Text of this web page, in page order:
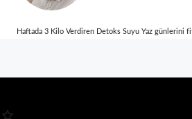
Haftada 3 Kilo Verdiren Detoks Suyu Yaz günlerini